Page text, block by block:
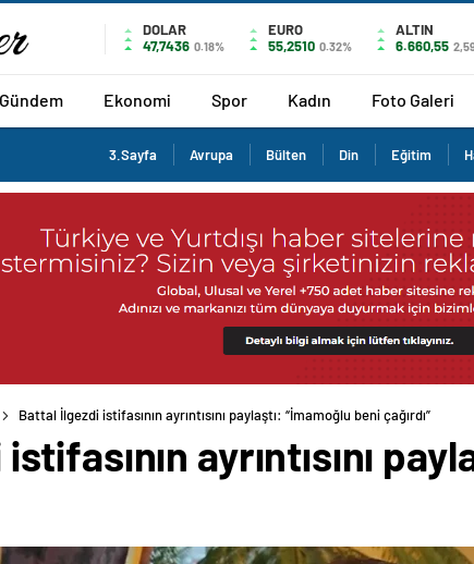
DOLAR
47,7436 0.18%
EURO
55,2510 0.32%
ALTIN
6.660,55
Gündem Ekonomi Spor Kadın Foto Galeri
3.Sayfa Avrupa Bülten Din Eğitim
Battal İlgezdi istifasının ayrıntısını paylaştı: “İmamoğlu beni çağırdı”
ayrıntısını